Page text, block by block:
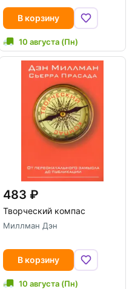
В корзину
10 августа (Пн)
483
Творческий компас
Миллман Дэн
В корзину
10 августа (Пн)